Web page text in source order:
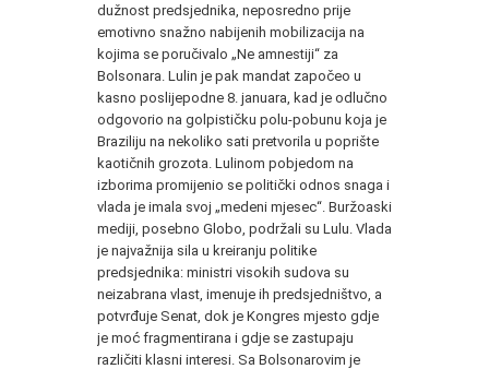
dužnost predsjednika, neposredno prije
emotivno snažno nabijenih mobilizacija na
kojima se poručivalo „Ne amnestiji“ za
Bolsonara. Lulin je pak mandat započeo u
kasno poslijepodne 8. januara, kad je odlučno
odgovorio na golpističku polu-pobunu koja je
Braziliju na nekoliko sati pretvorila u poprište
kaotičnih grozota. Lulinom pobjedom na
izborima promijenio se politički odnos snaga i
vlada je imala svoj „medeni mjesec“. Buržoaski
mediji, posebno Globo, podržali su Lulu. Vlada
je najvažnija sila u kreiranju politike
predsjednika: ministri visokih sudova su
neizabrana vlast, imenuje ih predsjedništvo, a
potvrđuje Senat, dok je Kongres mjesto gdje
je moć fragmentirana i gdje se zastupaju
različiti klasni interesi. Sa Bolsonarovim je